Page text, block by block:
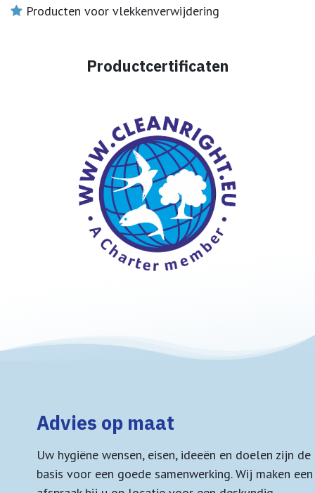
Producten voor vlekkenverwijdering
Productcertificaten
Advies op maat
Uw hygiëne wensen, eisen, ideeën en doelen zijn de
basis voor een goede samenwerking. Wij maken een